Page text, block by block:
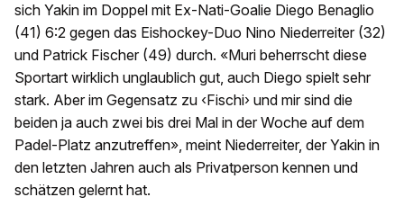
sich Yakin im Doppel mit Ex-Nati-Goalie Diego Benaglio
(41) 6:2 gegen das Eishockey-Duo Nino Niederreiter (32)
und Patrick Fischer (49) durch. «Muri beherrscht diese
Sportart wirklich unglaublich gut, auch Diego spielt sehr
stark. Aber im Gegensatz zu ‹Fischi› und mir sind die
beiden ja auch zwei bis drei Mal in der Woche auf dem
Padel-Platz anzutreffen», meint Niederreiter, der Yakin in
den letzten Jahren auch als Privatperson kennen und
schätzen gelernt hat.